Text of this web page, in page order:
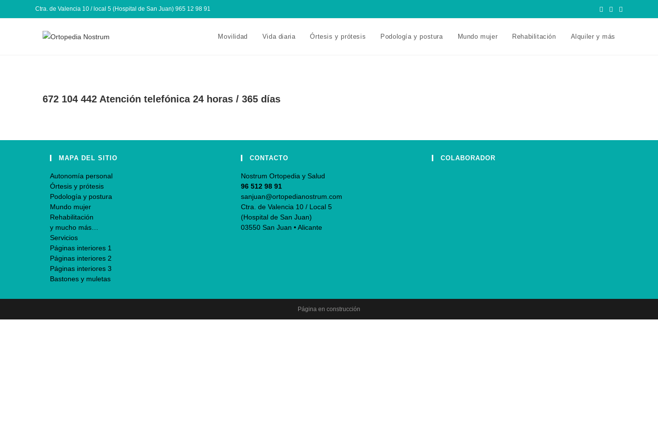
Ctra. de Valencia 10 / local 5 (Hospital de San Juan) 965 12 98 91
Movilidad Vida diaria Órtesis y prótesis Podología y postura Mundo mujer Rehabilitación Alquiler y más
672 104 442 Atención telefónica 24 horas / 365 días
MAPA DEL SITIO
Autonomía personal
Órtesis y prótesis
Podología y postura
Mundo mujer
Rehabilitación
y mucho más…
Servicios
Páginas interiores 1
Páginas interiores 2
Páginas interiores 3
Bastones y muletas
CONTACTO
Nostrum Ortopedia y Salud
96 512 98 91
sanjuan@ortopedianostrum.com
Ctra. de Valencia 10 / Local 5
(Hospital de San Juan)
03550 San Juan • Alicante
COLABORADOR
Página en construcción